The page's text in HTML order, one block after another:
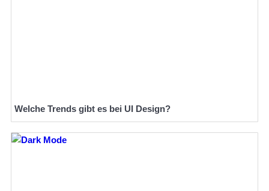
Welche Trends gibt es bei UI Design?